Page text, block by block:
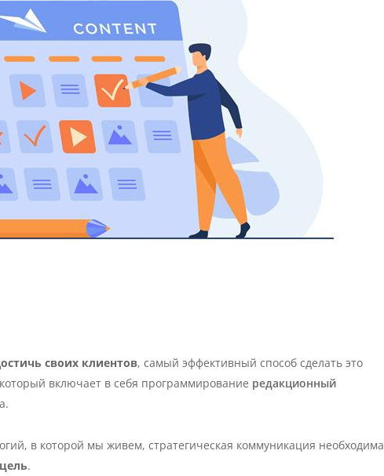
своих клиентов, самый эффективный способ сделать это
который включает в себя программирование редакционный
в которой мы живем, стратегическая коммуникация необходима
цель.